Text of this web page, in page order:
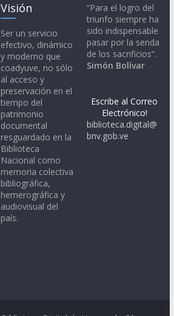
Visión
Ser un servicio
efectivo, dinámico
y moderno que
coadyuve, no sólo
al acceso y
preservación en el
tiempo del
patrimonio
documental
resguardado en la
Biblioteca
Nacional como
memoria colectiva
bibliográfica,
hemerográfica y
audiovisual del
país.
“Para el logro del
triunfo siempre ha
sido indispensable
pasar por la senda
de los sacrificios”.
Simón Bolívar
Escribe al Correo
Electrónico!
biblioteca.digital@
bnv.gob.ve